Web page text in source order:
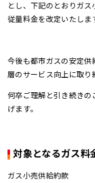
とし、下記のとおりガ
従量料金を改定いたしま
今後も都市ガスの安定
層のサービス向上に取り
何卒ご理解と引き続き
げます。
対象となるガス料
ガス小売供給約款